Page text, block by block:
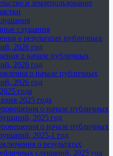
и землепользование
слушания
о результатах публичных
2026 год
о начале публичных
2026 год
о начале публичных
2026 год
года
2025 года
о начале публичных
2025 год
о начале публичных
2025-1 год
о результатах
слушаний, 2025 год